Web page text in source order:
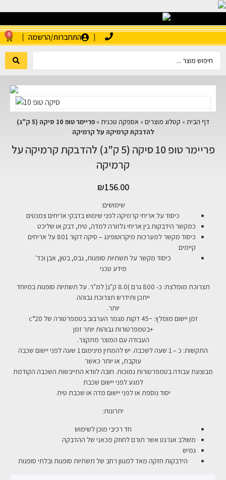
התחברות/הרשמה 0
דף הבית » קטלוג מוצרים » אספקה טכנית »
פריימר טופ 10 סיקה (5 ק"ג)
להדבקת קרמיקה על קרמיקה
פריימר טופ 10 סיקה (5 ק"ג) להדבקת קרמיקה על
קרמיקה
₪156.00
שימושים:
כיסוד על אריחי קרמיקה לפני שימוש בדבקי אריחים צמנטים
כמקשר הידבקות בין אריחי גלזורה למדה, טיח, דבק או שליכט
כיסוד מקשר למערכות מיקרוטופינג – סיקה דקור 801 על אריחים
קיימים
כיסוד מקשר על תשתיות סופגות, גבס, בטון, אבן וכד'
מידע טכני
תצרוכת מומלצת: כ- 800 גרם )8.0 ק"ג( למ"ר. על תשתיות סופגות במיוחד
ייתכן ותידרש תצרוכת גבוהה
יותר.
זמן יישום מומלץ: ~45 דקות מגמר הערבוב בטמפרטורה של c°20
+בטמפרטורות גבוהות יותר זמן
העבודה עם המוצר מתקצר.
התקשות: כ – 1 שעה לשכבה. יש להמתין מינימום 1 שעה לפני יישום שכבה
עוקבת, או יותר כאשר
מבוצעת עבודה בטמפרטורות נמוכות. חובה לוודא התייבשות השכבה הקודמת
למגע לפני יישום שכבת
יסוד נוספת או לפני יישום מדה או שכבת טיח.
יתרונות:
חד רכיבי מוכן לשימוש
משולב אגרגט אשר תורם לחוזק מכאני של ההדבקה
גמיש
הידבקות חזקה מאד למגוון רחב של תשתיות סופגות ובלתי סופגות